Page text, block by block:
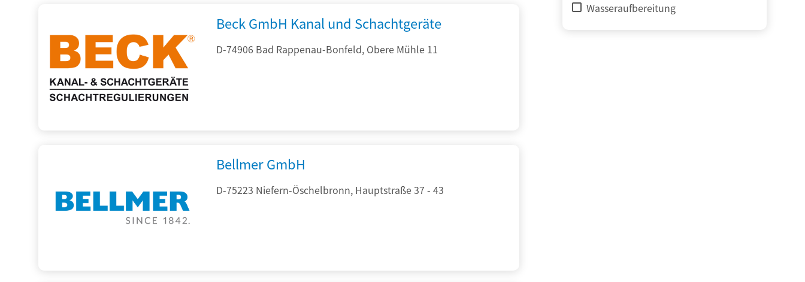
Wasseraufbereitung
Beck GmbH Kanal und Schachtgeräte
D-74906 Bad Rappenau-Bonfeld, Obere Mühle 11
Bellmer GmbH
D-75223 Niefern-Öschelbronn, Hauptstraße 37 - 43